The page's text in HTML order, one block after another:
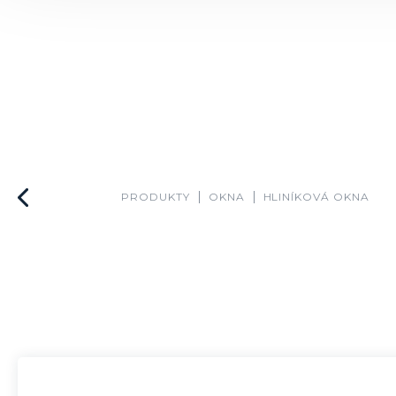
PRODUKTY OKNA HLINÍKOVÁ OKNA